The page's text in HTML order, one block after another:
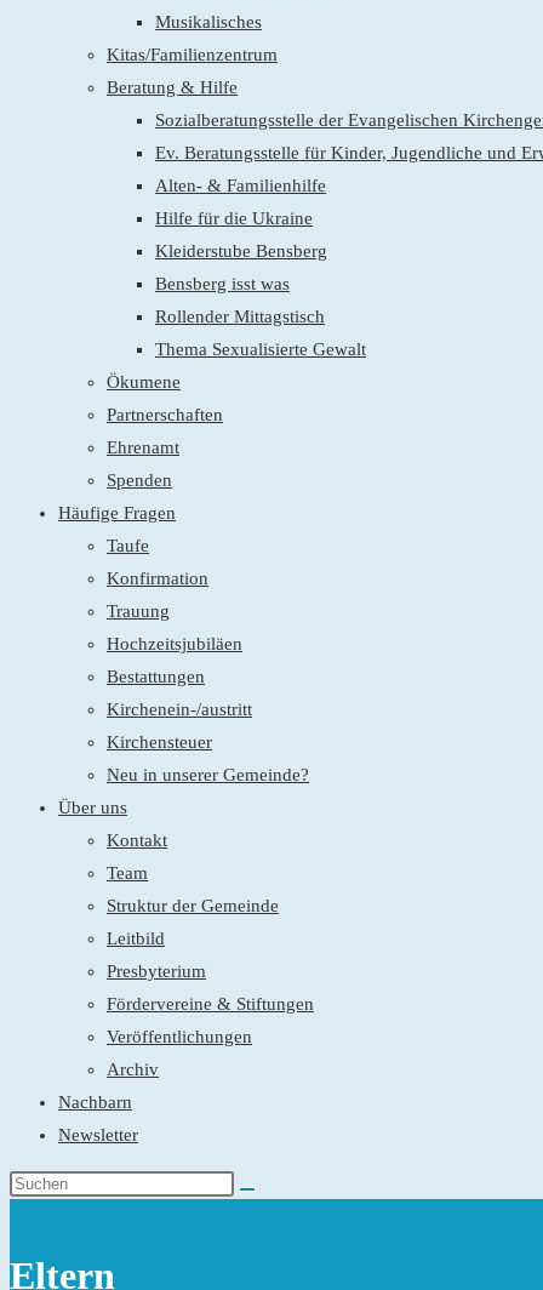
Musikalisches
Kitas/Familienzentrum
Beratung & Hilfe
Sozialberatungsstelle der Evangelischen
Ev. Beratungsstelle für Kinder, Jugendliche und
Alten- & Familienhilfe
Hilfe für die Ukraine
Kleiderstube Bensberg
Bensberg isst was
Rollender Mittagstisch
Thema Sexualisierte Gewalt
Ökumene
Partnerschaften
Ehrenamt
Spenden
Häufige Fragen
Taufe
Konfirmation
Trauung
Hochzeitsjubiläen
Bestattungen
Kirchenein-/austritt
Kirchensteuer
Neu in unserer Gemeinde?
Über uns
Kontakt
Team
Struktur der Gemeinde
Leitbild
Presbyterium
Fördervereine & Stiftungen
Veröffentlichungen
Archiv
Nachbarn
Newsletter
Eltern